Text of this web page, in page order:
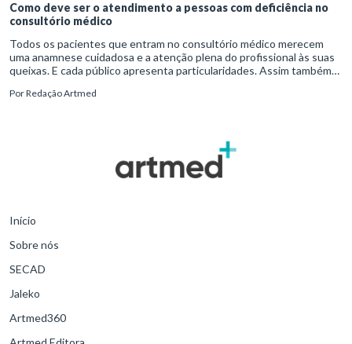
Como deve ser o atendimento a pessoas com deficiência no
consultório médico
Todos os pacientes que entram no consultório médico merecem
uma anamnese cuidadosa e a atenção plena do profissional às suas
queixas. E cada público apresenta particularidades. Assim também
Acima de tudo, é recomendado o uso do bom senso e de habilidades
PorRedação Artmed
Início
Sobre nós
SECAD
Jaleko
Artmed360